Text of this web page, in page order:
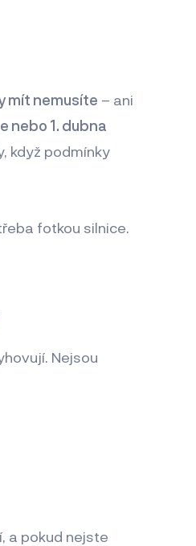
mít nemusíte – ani
nebo 1. dubna
když podmínky
fotkou silnice.
Nejsou
a pokud nejste